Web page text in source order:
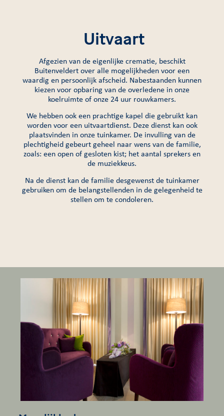
Uitvaart
Afgezien van de eigenlijke crematie, beschikt
Buitenveldert over alle mogelijkheden voor een
waardig en persoonlijk afscheid. Nabestaanden kunnen
kiezen voor opbaring van de overledene in onze
koelruimte of onze 24 uur rouwkamers.
We hebben ook een prachtige kapel die gebruikt kan
worden voor een uitvaartdienst. Deze dienst kan ook
plaatsvinden in onze tuinkamer. De invulling van de
plechtigheid gebeurt geheel naar wens van de familie,
zoals: een open of gesloten kist; het aantal sprekers en
de muziekkeus.
Na de dienst kan de familie desgewenst de tuinkamer
gebruiken om de belangstellenden in de gelegenheid te
stellen om te condoleren.